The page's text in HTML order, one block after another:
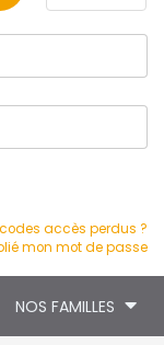
accès perdus ?
mon mot de passe
NOS FAMILLES